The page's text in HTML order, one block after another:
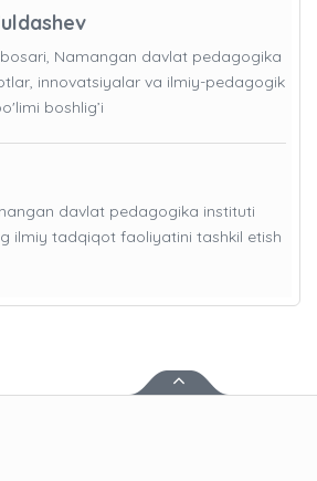
Namangan davlat pedagogika
innovatsiyalar va ilmiy-pedagogik
boshlig’i
davlat pedagogika instituti
ilmiy tadqiqot faoliyatini tashkil etish